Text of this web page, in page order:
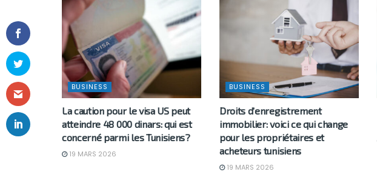
BUSINESS
La caution pour le visa US peut
atteindre 48 000 dinars: qui est
concerné parmi les Tunisiens?
19 MARS 2026
BUSINESS
Droits d’enregistrement
immobilier: voici ce qui change
pour les propriétaires et
acheteurs tunisiens
19 MARS 2026